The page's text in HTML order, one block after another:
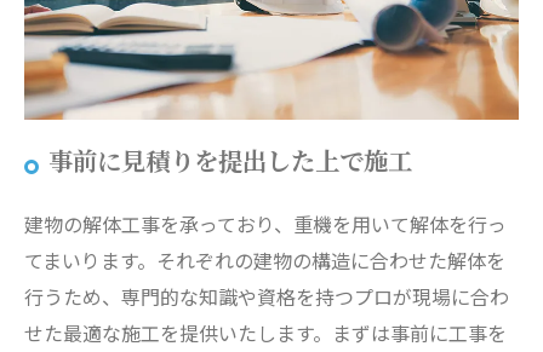
事前に見積りを提出した上で施工
建物の解体工事を承っており、重機を用いて解体を行っ
てまいります。それぞれの建物の構造に合わせた解体を
行うため、専門的な知識や資格を持つプロが現場に合わ
せた最適な施工を提供いたします。まずは事前に工事を